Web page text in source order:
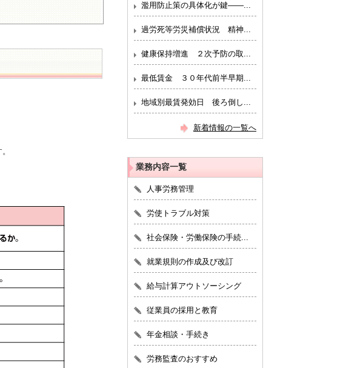
濫用防止策の具体化が鍵――...
過労死等労災補償状況 精神...
健康保持増進 ２次予防の取...
最低賃金 ３０年代前半早期...
地域別最賃発効日 後ろ倒し...
新着情報の一覧へ
業務内容一覧
人事労務管理
労使トラブル対策
社会保険・労働保険の手続...
就業規則の作成及び改訂
給与計算アウトソーシング
従業員の採用と教育
年金相談・手続き
労務監査のおすすめ